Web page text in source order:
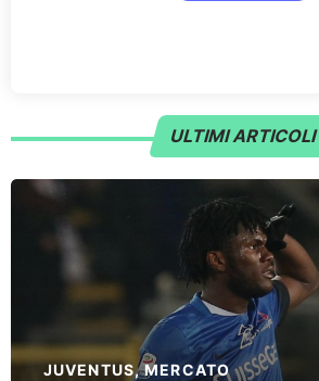
ULTIMI ARTICOLI
JUVENTUS,MERCATO